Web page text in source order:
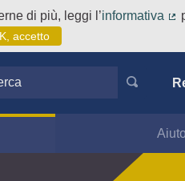
di più, leggi l’informativa
accetto
Aiuto